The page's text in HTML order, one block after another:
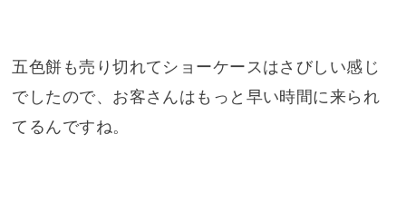
五色餅も売り切れてショーケースはさびしい感じ
でしたので、お客さんはもっと早い時間に来られ
てるんですね。